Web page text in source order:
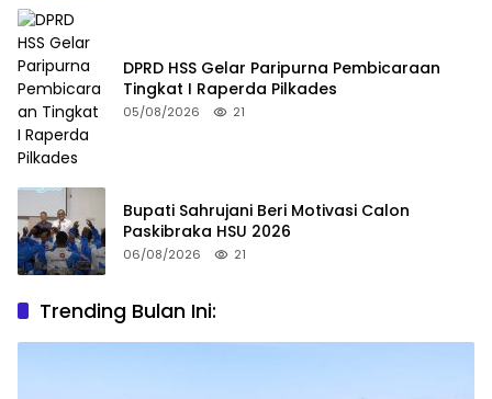
DPRD HSS Gelar Paripurna Pembicaraan
Tingkat I Raperda Pilkades
05/08/2026 21
Bupati Sahrujani Beri Motivasi Calon
Paskibraka HSU 2026
06/08/2026 21
Trending Bulan Ini: